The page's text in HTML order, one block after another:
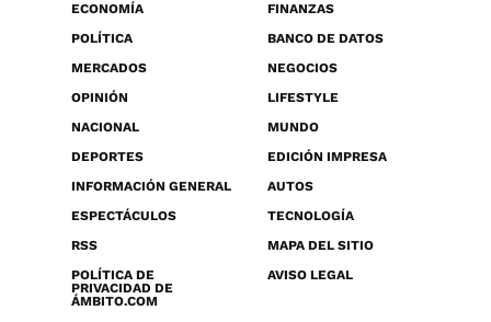
ECONOMÍA
FINANZAS
POLÍTICA
BANCO DE DATOS
MERCADOS
NEGOCIOS
OPINIÓN
LIFESTYLE
NACIONAL
MUNDO
DEPORTES
EDICIÓN IMPRESA
INFORMACIÓN GENERAL
AUTOS
ESPECTÁCULOS
TECNOLOGÍA
RSS
MAPA DEL SITIO
POLÍTICA DE
PRIVACIDAD DE
ÁMBITO.COM
AVISO LEGAL